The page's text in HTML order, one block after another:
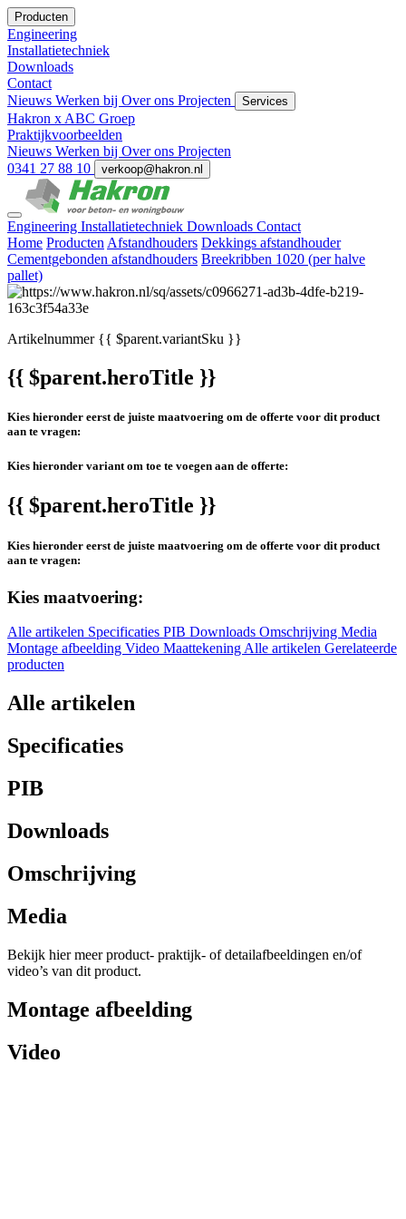
Producten
Engineering
Installatietechniek
Downloads
Contact
Nieuws Werken bij Over ons Projecten Services
Hakron x ABC Groep
Praktijkvoorbeelden
Nieuws Werken bij Over ons Projecten
0341 27 88 10
verkoop@hakron.nl
Engineering Installatietechniek Downloads Contact
Home Producten Afstandhouders Dekkings afstandhouder
Cementgebonden afstandhouders Breekribben 1020 (per halve
pallet)
Artikelnummer{{ $parent.variantSku }}
{{ $parent.heroTitle }}
Kies hieronder eerst de juiste maatvoering om de offerte voor dit product
aan te vragen:
Kies hieronder variant om toe te voegen aan de offerte:
{{ $parent.heroTitle }}
Kies hieronder eerst de juiste maatvoering om de offerte voor dit product
aan te vragen:
Kies maatvoering:
Alle artikelen Specificaties PIB Downloads Omschrijving Media
Montage afbeelding Video MaattekeningAlle artikelen Gerelateerde
producten
Alle artikelen
Specificaties
PIB
Downloads
Omschrijving
Media
Bekijk hier meer product- praktijk- of detailafbeeldingen en/of
video’s van dit product.
Montage afbeelding
Video